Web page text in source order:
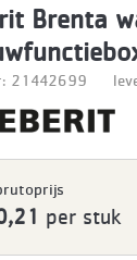
Brenta
21442699
per stuk